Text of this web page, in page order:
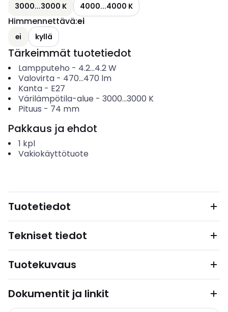
3000...3000 K 4000...4000 K
Himmennettävä:ei
ei kyllä
Tärkeimmät tuotetiedot
Lampputeho - 4.2...4.2W
Valovirta- 470...470 lm
Kanta- E27
Värilämpötila-alue - 3000...3000 K
Pituus - 74 mm
Pakkaus ja ehdot
1 kpl
Vakiokäyttötuote
Tuotetiedot
Tekniset tiedot
Tuotekuvaus
Dokumentit ja linkit